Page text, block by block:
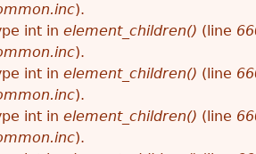
).
int in element_children() (line
).
int in element_children() (line
).
int in element_children() (line
).